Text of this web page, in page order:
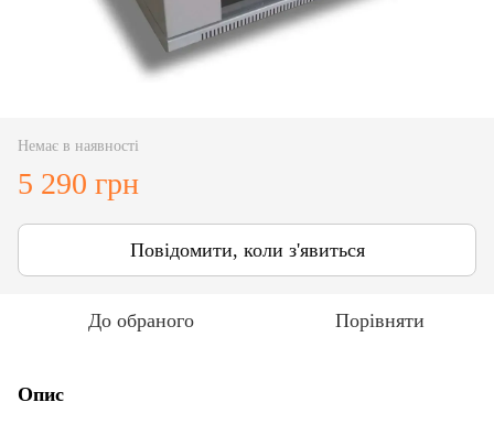
Немає в наявності
5 290 грн
Повідомити, коли з'явиться
До обраного Порівняти
Опис